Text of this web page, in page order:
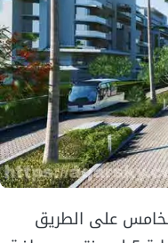
على الطريق